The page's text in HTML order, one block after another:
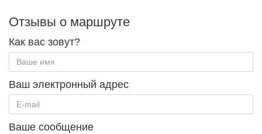
Отзывы о маршруте
Как вас зовут?
Ваш электронный адрес
Ваше сообщение